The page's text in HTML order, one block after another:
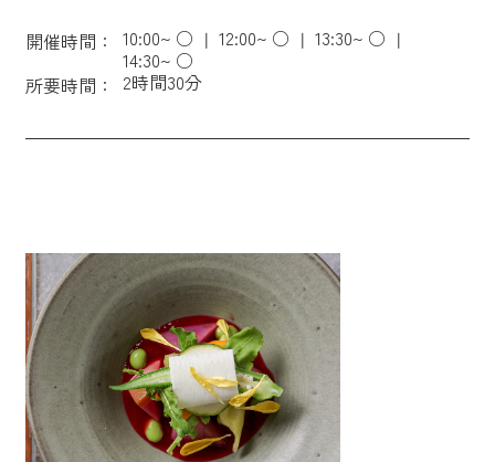
開催時間： 10:00~ ○ 12:00~ ○
13:30~ ○
14:30~ ○
所要時間：
2時間30分